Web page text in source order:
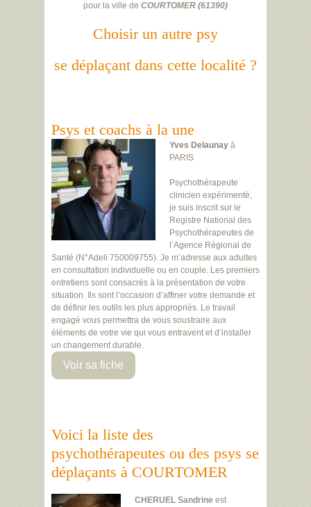
pour la ville de COURTOMER (61390)
Choisir un autre psy
se déplaçant dans cette localité ?
Psys et coachs à la une
Yves Delaunay à
PARIS
Psychothérapeute
clinicien expérimenté,
je suis inscrit sur le
Registre National des
Psychothérapeutes de
l’Agence Régional de
Santé (N°Adeli 750009755). Je m’adresse aux adultes
en consultation individuelle ou en couple. Les premiers
entretiens sont consacrés à la présentation de votre
situation. Ils sont l’occasion d’affiner votre demande et
de définir les outils les plus appropriés. Le travail
engagé vous permettra de vous soustraire aux
éléments de votre vie qui vous entravent et d’installer
un changement durable.
Voir sa fiche
Voici la liste des
psychothérapeutes ou des psys se
déplaçants à COURTOMER
CHERUEL Sandrine est